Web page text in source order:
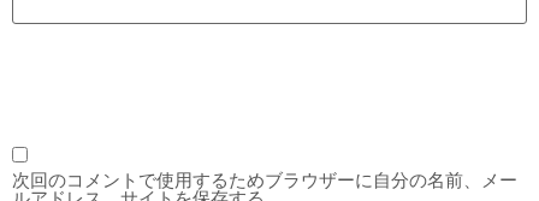
次回のコメントで使用するためブラウザーに自分の名前、メー